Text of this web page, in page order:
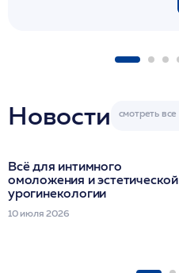
Новости
Всё для интимного
омоложения и эстетической
урогинекологии
10 июля 2026